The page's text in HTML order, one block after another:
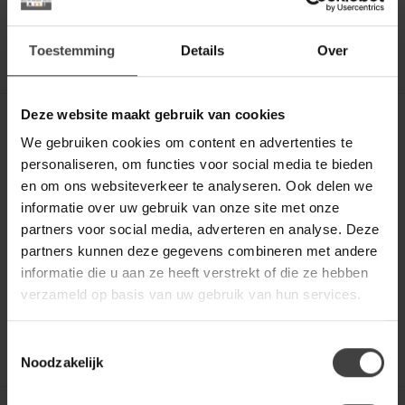
Toestemming Details Over
Deze website maakt gebruik van cookies
We gebruiken cookies om content en advertenties te
personaliseren, om functies voor social media te bieden
en om ons websiteverkeer te analyseren. Ook delen we
informatie over uw gebruik van onze site met onze
partners voor social media, adverteren en analyse. Deze
partners kunnen deze gegevens combineren met andere
informatie die u aan ze heeft verstrekt of die ze hebben
verzameld op basis van uw gebruik van hun services.
Noodzakelijk
Binnen 1- 3 (werk)dagen in huis!
MYSONS
Salontafel Stockholm
Mango Walnoot 60 cm
Deze speelse salontafel Stockholm is een
plaatje om te zien. Alleen st...
199,00
Op bestelling
Informeer naar de levertijd